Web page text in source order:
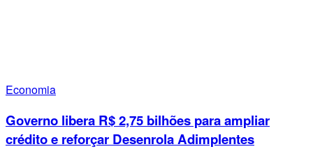
Economia
Governo libera R$ 2,75 bilhões para ampliar
crédito e reforçar Desenrola Adimplentes